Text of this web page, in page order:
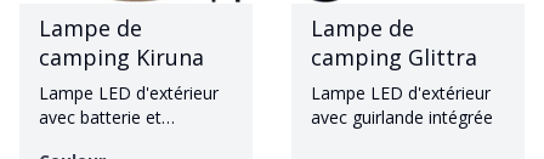
Lampe de
camping Kiruna
Lampe LED d'extérieur
avec batterie et
Lampe de
camping Glittra
Lampe LED d'extérieur
avec guirlande intégrée